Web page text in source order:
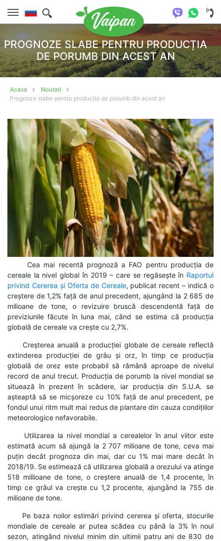
PROGNOZE SLABE PENTRU PRODUCȚIA
DE PORUMB DIN ACEST AN
Acasa
Noutati
Prognoze slabe pentru producția de porumb din acest an
Cea mai recentă prognoză a FAO pentru producția de
cereale la nivel global în 2019 – care se regăsește în Raportul
privind Cererea și Oferta de Cereale, publicat recent – indică o
creștere de 1,2% față de anul precedent, ajungând la 2 685 de
milioane de tone, o revizuire bruscă descendentă față de
previziunile făcute în luna mai, când se estima că producția
globală de cereale va crește cu 2,7%.
Creșterea anuală a producției globale de cereale reflectă
extinderea producției de grâu și orz, în timp ce producția
globală de orez este probabil să rămână aproape de nivelul
record de anul trecut. Producția de porumb la nivel mondial se
situează în prezent în scădere, iar producția din S.U.A. se
așteaptă să se micșoreze cu 10% față de anul precedent, pe
fondul unui ritm mult mai redus de plantare din cauza condițiilor
meteorologice nefavorabile.
Utilizarea la nivel mondial a cerealelor în anul viitor este
estimată acum să ajungă la 2 707 milioane de tone, ceva mai
puțin decât prognoza din mai, dar cu 1% mai mare decât în
2018/19. Se estimează că utilizarea globală a orezului va atinge
518 millioane de tone, o creștere anuală de 1,4 procente, în
timp ce grâul va crește cu 1,2 procente, ajungând la 755 de
milioane de tone.
Pe baza noilor estimări privind cererea și oferta, stocurile
mondiale de cereale ar putea scădea cu până la 3% în noul
sezon, atingând nivelul minim din ultimii patru ani de 830 de